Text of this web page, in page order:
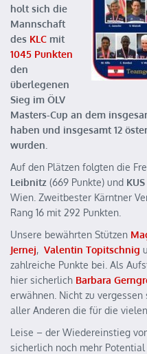
holt sich die
Mannschaft
des KLC mit
1045 Punkten
den
überlegenen
Sieg im ÖLV
Masters-Cup an dem
haben und insgesamt 12
wurden.
Auf den Plätzen folgten die
Leibnitz (669 Punkte) und
Wien. Zweitbester Kärntner
Rang 16 mit 292 Punkten.
Unsere bewährten Stützen
Jernej, Valentin Topitschnig
zahlreiche Punkte bei. Als
hier sicherlich Barbara
erwähnen. Nicht zu
aller Anderen die für die
Leise – der Wiedereinstieg
sicherlich noch mehr